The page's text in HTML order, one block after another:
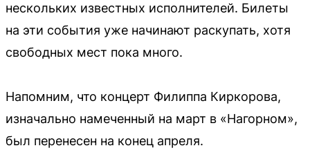
нескольких известных исполнителей. Билеты
на эти события уже начинают раскупать, хотя
свободных мест пока много.
Напомним, что концерт Филиппа Киркорова,
изначально намеченный на март в «Нагорном»,
был перенесен на конец апреля.